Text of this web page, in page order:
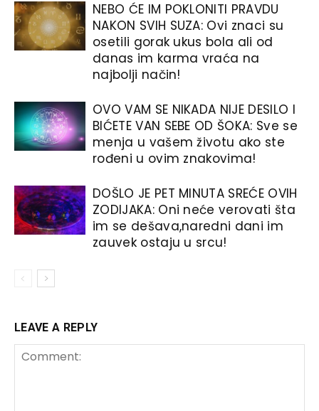
NEBO ĆE IM POKLONITI PRAVDU
NAKON SVIH SUZA: Ovi znaci su
osetili gorak ukus bola ali od
danas im karma vraća na
najbolji način!
OVO VAM SE NIKADA NIJE DESILO I
BIĆETE VAN SEBE OD ŠOKA: Sve se
menja u vašem životu ako ste
rođeni u ovim znakovima!
DOŠLO JE PET MINUTA SREĆE OVIH
ZODIJAKA: Oni neće verovati šta
im se dešava,naredni dani im
zauvek ostaju u srcu!
LEAVE A REPLY